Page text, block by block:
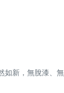
如新，無脫漆、